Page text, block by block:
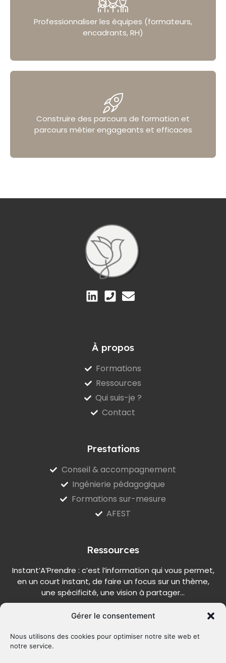
Gérer le consentement
Nous utilisons des cookies pour optimiser notre site web et
notre service.
Construire des parcours de formation et
parcours métier engageants et efficaces
Professionnaliser les équipes (formateurs,
encadrants, RH)
À propos
Formations
Ressources
Qui suis-je ?
Contact
Prestations
Conseil & accompagnement
Ingénierie pédagogique
Formations sur-mesure
AFEST
Ressources
Instant’A’Prendre : c’est l’information qui vous permet,
en un court instant, de faire un focus sur un thème,
une spécificité, une vision à partager…
S'INSCRIRE